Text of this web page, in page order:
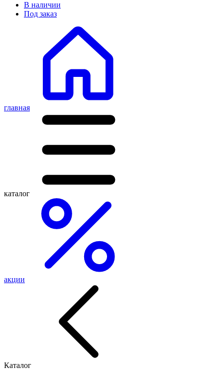
В наличии
Под заказ
главная
каталог
акции
Каталог